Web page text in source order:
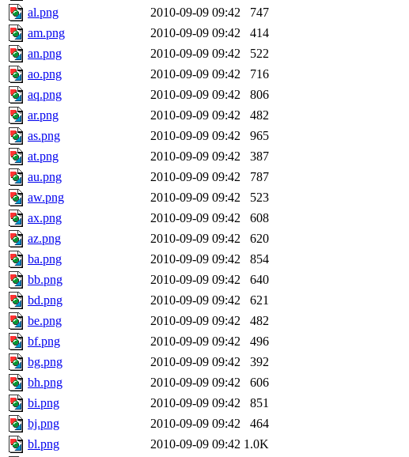
al.png
2010-09-09 09:42
747
am.png
2010-09-09 09:42
414
an.png
2010-09-09 09:42
522
ao.png
2010-09-09 09:42
716
aq.png
2010-09-09 09:42
806
ar.png
2010-09-09 09:42
482
as.png
2010-09-09 09:42
965
at.png
2010-09-09 09:42
387
au.png
2010-09-09 09:42
787
aw.png
2010-09-09 09:42
523
ax.png
2010-09-09 09:42
608
az.png
2010-09-09 09:42
620
ba.png
2010-09-09 09:42
854
bb.png
2010-09-09 09:42
640
bd.png
2010-09-09 09:42
621
be.png
2010-09-09 09:42
482
bf.png
2010-09-09 09:42
496
bg.png
2010-09-09 09:42
392
bh.png
2010-09-09 09:42
606
bi.png
2010-09-09 09:42
851
bj.png
2010-09-09 09:42
464
bl.png
2010-09-09 09:42 1.0K